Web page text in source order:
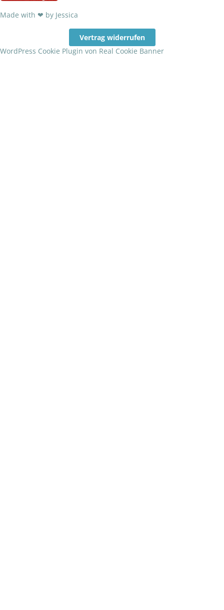
Made with ❤ by Jessica
Vertrag widerrufen
WordPress Cookie Plugin von Real Cookie Banner